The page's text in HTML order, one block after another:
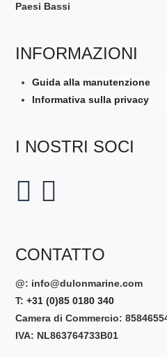
Paesi Bassi
INFORMAZIONI
Guida alla manutenzione
Informativa sulla privacy
I NOSTRI SOCI
CONTATTO
@: info@dulonmarine.com
T: +31 (0)85 0180 340
Camera di Commercio:
IVA: NL863764733B01